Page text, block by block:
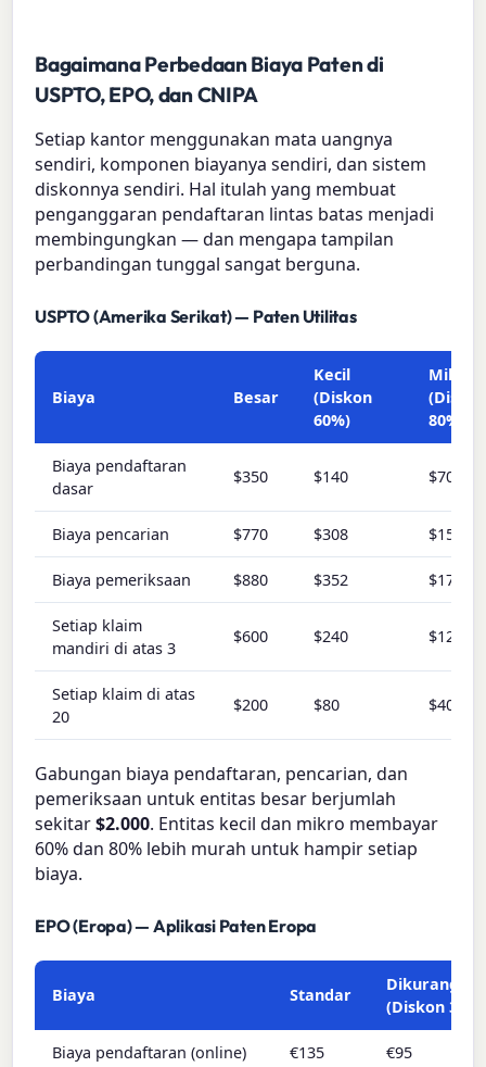
Bagaimana Perbedaan Biaya Paten di
USPTO, EPO, dan CNIPA
Setiap kantor menggunakan mata uangnya
sendiri, komponen biayanya sendiri, dan sistem
diskonnya sendiri. Hal itulah yang membuat
penganggaran pendaftaran lintas batas menjadi
membingungkan — dan mengapa tampilan
perbandingan tunggal sangat berguna.
USPTO (Amerika Serikat) — Paten Utilitas
Biaya Besar
Kecil
(Diskon
60%)
Mikro
80%)
Biaya pendaftaran
dasar
$350 $140 $70
Biaya pencarian $770 $308 $154
Biaya pemeriksaan $880 $352 $176
Setiap klaim
mandiri di atas 3
$600 $240 $120
Setiap klaim di atas
20
$200 $80 $40
Gabungan biaya pendaftaran, pencarian, dan
pemeriksaan untuk entitas besar berjumlah
sekitar$2.000. Entitas kecil dan mikro membayar
60% dan 80% lebih murah untuk hampir setiap
biaya.
EPO (Eropa) — Aplikasi Paten Eropa
Biaya Standar
Dikurangi
(Diskon 30%)
Biaya pendaftaran (online) €135 €95